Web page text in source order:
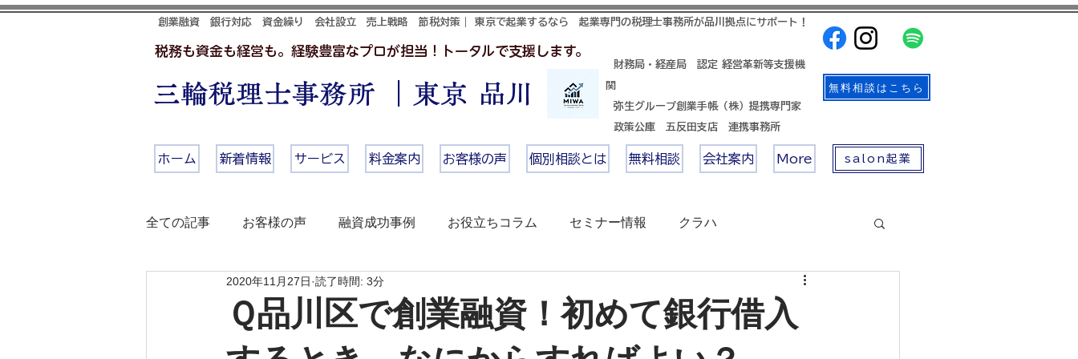
創業融資 銀行対応 資金繰り 会社設立 売上戦略 節税対策｜ 東京で起業するなら 起業専門の税理士事務所が品川拠点にサポート！
税務も資金も経営も。経験豊富なプロが担当！トータルで支援します。
無料相談はこちら
三輪税理士事務所 ｜東京 品川
財務局・経産局 認定 経営革新等支援機
関
​ 弥生グループ創業手帳（株）提携専門家
政策公庫 五反田支店 連携事務所
ホーム 新着情報 サービス 料金案内 お客様の声 個別相談とは 無料相談 会社案内 More salon起業
全ての記事 お客様の声 融資成功事例 お役立ちコラム セミナー情報 クラハ
Ｑ品川区で創業融資！初めて銀行借入
2020年11月27日 読了時間: 3分